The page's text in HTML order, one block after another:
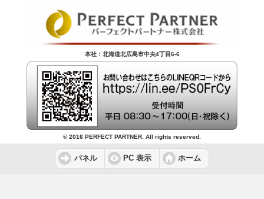
本社：北海道北広島市中央4丁目6-6
© 2016 PERFECT PARTNER. All rights reserved.
パネル PC 表示 ホーム